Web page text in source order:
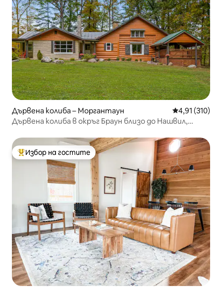
Дървена колиба – Моргантаун Средна
4,91 (310)
Дървена колиба в окръг Браун близо до Нашвил,
Най-популярен избор на гостите
Избор на гостите